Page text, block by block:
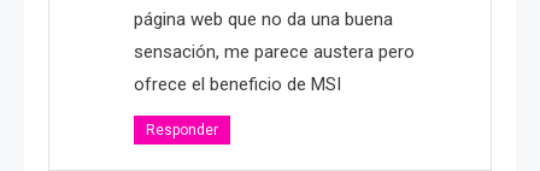
página web que no da una buena
sensación, me parece austera pero
ofrece el beneficio de MSI
Responder